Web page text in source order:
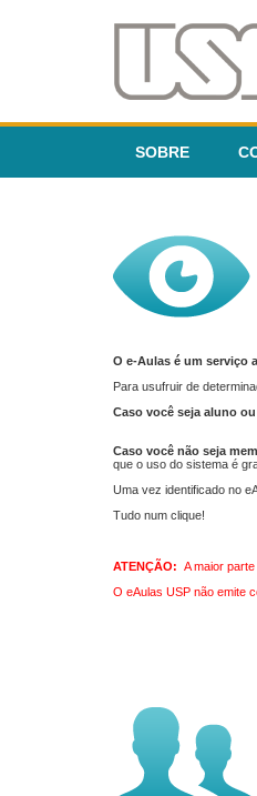
SOBRE
O e-Aulas é um serviço
Para usufruir de
Caso você seja aluno
Caso você não seja
que o uso do sistema é
Uma vez identificado no
Tudo num clique!
ATENÇÃO: A maior
O eAulas USP não emite